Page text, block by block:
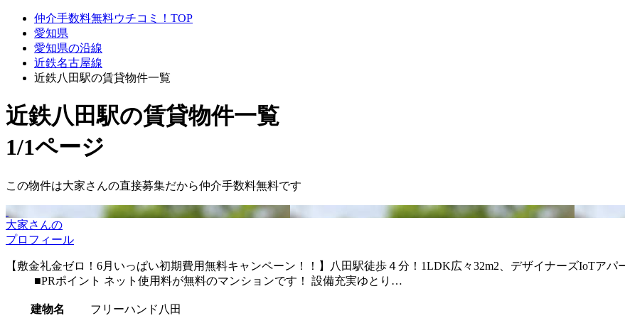
仲介手数料無料ウチコミ！TOP
愛知県
愛知県の沿線
近鉄名古屋線
近鉄八田駅の賃貸物件一覧
近鉄八田駅の賃貸物件一覧
1/1ページ
この物件は大家さんの直接募集だから仲介手数料無料です
大家さんの
プロフィール
【敷金礼金ゼロ！6月いっぱい初期費用無料キャンペーン！！】八田駅徒歩４分！1LDK広々32m2、デザイナーズIoTアパ
■PRポイント ネット使用料が無料のマンションです！ 設備充実ゆとり…
建物名
フリーハンド八田